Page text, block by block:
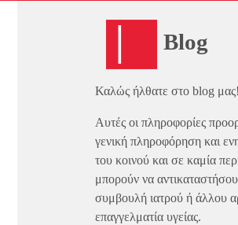
Blog
Καλώς ήλθατε στο blog μας!
Αυτές οι πληροφορίες
γενική πληροφόρηση και
του κοινού και σε καμία
μπορούν να
συμβουλή ιατρού ή άλλου
επαγγελματία υγείας.